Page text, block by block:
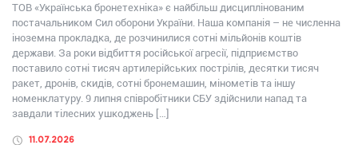
ТОВ «Українська бронетехніка» є найбільш дисциплінованим
постачальником Сил оборони України. Наша компанія – не численна
іноземна прокладка, де розчинилися сотні мільйонів коштів
держави. За роки відбиття російської агресії, підприємство
поставило сотні тисяч артилерійських пострілів, десятки тисяч
ракет, дронів, скидів, сотні бронемашин, мінометів та іншу
номенклатуру. 9 липня співробітники СБУ здійснили напад та
завдали тілесних ушкоджень […]
11.07.2026